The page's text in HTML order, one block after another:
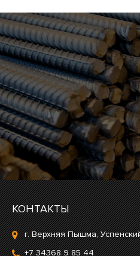
КОНТАКТЫ
г. Верхняя Пышма,
+7 34368 9 85 44